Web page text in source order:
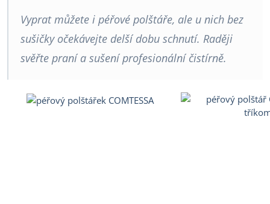
Vyprat můžete i péřové polštáře, ale u nich bez
sušičky očekávejte delší dobu schnutí. Raději
svěřte praní a sušení profesionální čistírně.